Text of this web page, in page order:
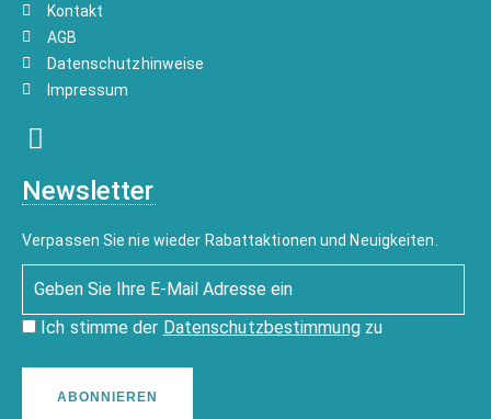
Kontakt
AGB
Datenschutzhinweise
Impressum
Newsletter
Verpassen Sie nie wieder Rabattaktionen und Neuigkeiten.
Ich stimme der Datenschutzbestimmungzu
ABONNIEREN